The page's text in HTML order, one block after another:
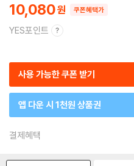
10,080 쿠폰혜택가
YES포인트
사용 가능한 쿠폰 받기
앱 다운 시 1천원 상품권
결제혜택